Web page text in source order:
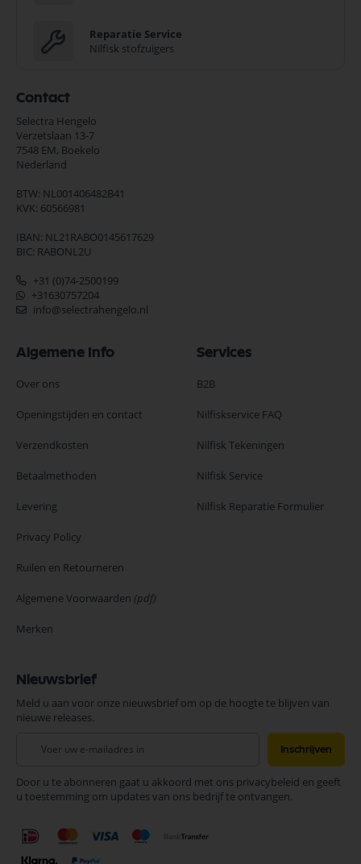
Reparatie Service
Nilfisk stofzuigers
Contact
Selectra Hengelo
Verzetslaan 13-7
7548 EM, Boekelo
Nederland
BTW: NL001406482B41
KVK: 60566981
IBAN: NL21RABO0145617629
BIC: RABONL2U
+31 (0)74-2500199
+31630757204
info@selectrahengelo.nl
Algemene Info
Over ons
Openingstijden en contact
Verzendkosten
Betaalmethoden
Levering
Privacy Policy
Ruilen en Retourneren
Algemene Voorwaarden (pdf)
Merken
Services
B2B
Nilfiskservice FAQ
Nilfisk Tekeningen
Nilfisk Service
Nilfisk Reparatie Formulier
Nieuwsbrief
Meld u aan voor onze nieuwsbrief om op de hoogte te blijven van
nieuwe releases.
onze
nieuwsbrief
Inschrijven
Door u te abonneren gaat u akkoord met ons privacybeleid en geeft
u toestemming om updates van ons bedrijf te ontvangen.